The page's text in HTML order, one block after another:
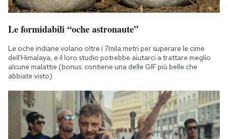
Le formidabili “oche astronaute”
Le oche indiane volano oltre i 7mila metri per superare le cime
dell'Himalaya, e il loro studio potrebbe aiutarci a trattare meglio
alcune malattie (bonus: contiene una delle GIF più belle che
abbiate visto)